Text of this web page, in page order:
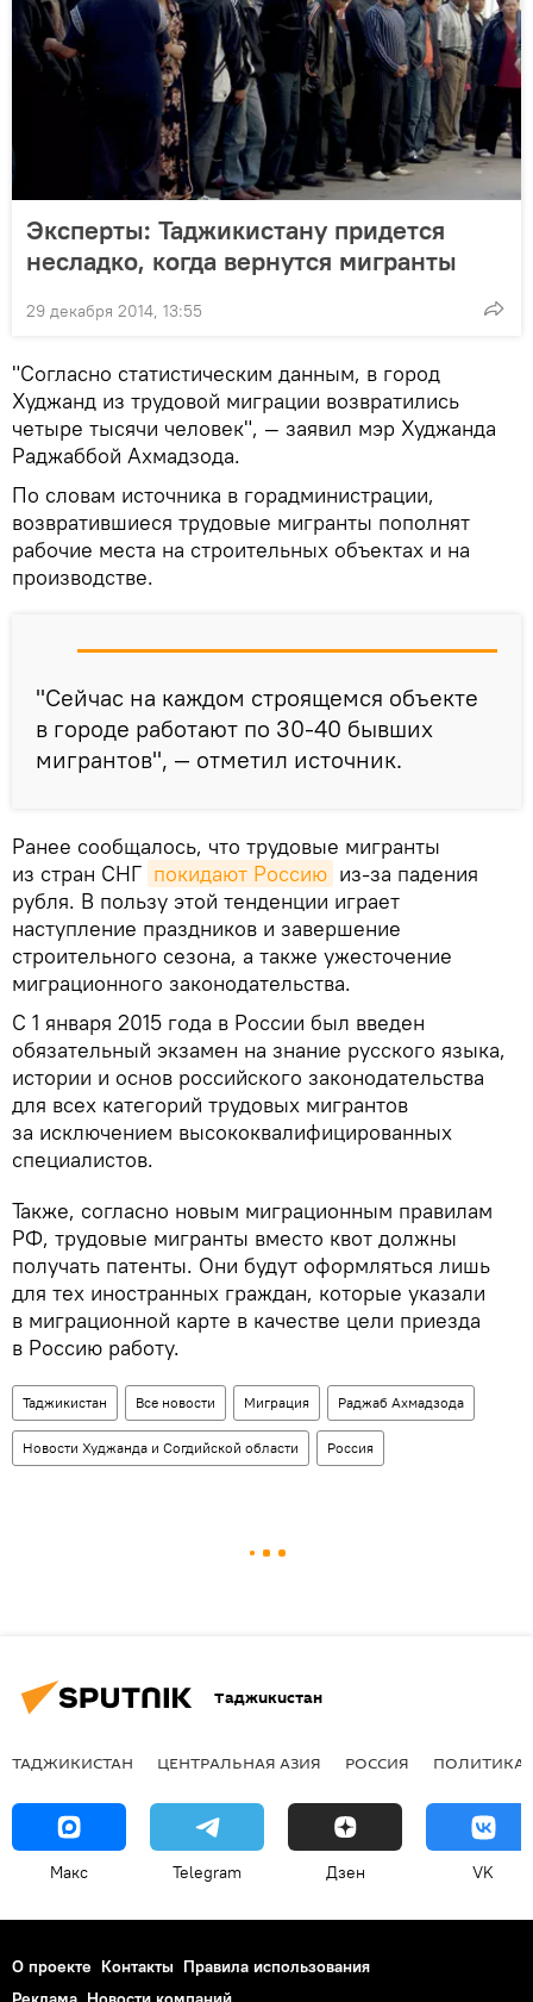
Эксперты: Таджикистану придется
несладко, когда вернутся мигранты
29 декабря 2014, 13:55
"Согласно статистическим данным, в город
Худжанд из трудовой миграции возвратились
четыре тысячи человек", — заявил мэр Худжанда
Раджаббой Ахмадзода.
По словам источника в горадминистрации,
возвратившиеся трудовые мигранты пополнят
рабочие места на строительных объектах и на
производстве.
"Сейчас на каждом строящемся объекте
в городе работают по 30-40 бывших
мигрантов", — отметил источник.
Ранее сообщалось, что трудовые мигранты
из стран СНГ покидают Россию из-за падения
рубля. В пользу этой тенденции играет
наступление праздников и завершение
строительного сезона, а также ужесточение
миграционного законодательства.
С 1 января 2015 года в России был введен
обязательный экзамен на знание русского языка,
истории и основ российского законодательства
для всех категорий трудовых мигрантов
за исключением высококвалифицированных
специалистов.
Также, согласно новым миграционным правилам
РФ, трудовые мигранты вместо квот должны
получать патенты. Они будут оформляться лишь
для тех иностранных граждан, которые указали
в миграционной карте в качестве цели приезда
в Россию работу.
Таджикистан Все новости Миграция Раджаб Ахмадзода
Новости Худжанда и Согдийской области Россия
Таджикистан
ТАДЖИКИСТАН ЦЕНТРАЛЬНАЯ АЗИЯ РОССИЯ ПОЛИТИКА
Макс Telegram Дзен VK
О проекте Контакты Правила использования